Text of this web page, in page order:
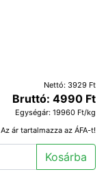
Nettó: 3929 Ft
Bruttó: 4990 Ft
Egységár: 19960 Ft/kg
Az ár tartalmazza az ÁFA-t!
Kosárba